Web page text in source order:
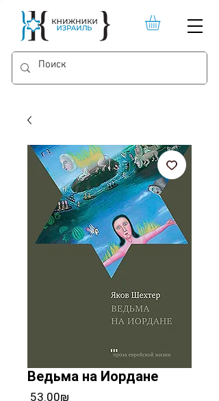
Ведьма на Иордане
‏53.00 ‏₪